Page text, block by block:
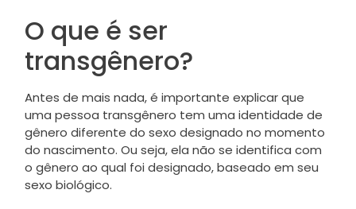
O que é ser
transgênero?
Antes de mais nada, é importante explicar que
uma pessoa transgênero tem uma identidade de
gênero diferente do sexo designado no momento
do nascimento. Ou seja, ela não se identifica com
o gênero ao qual foi designado, baseado em seu
sexo biológico.